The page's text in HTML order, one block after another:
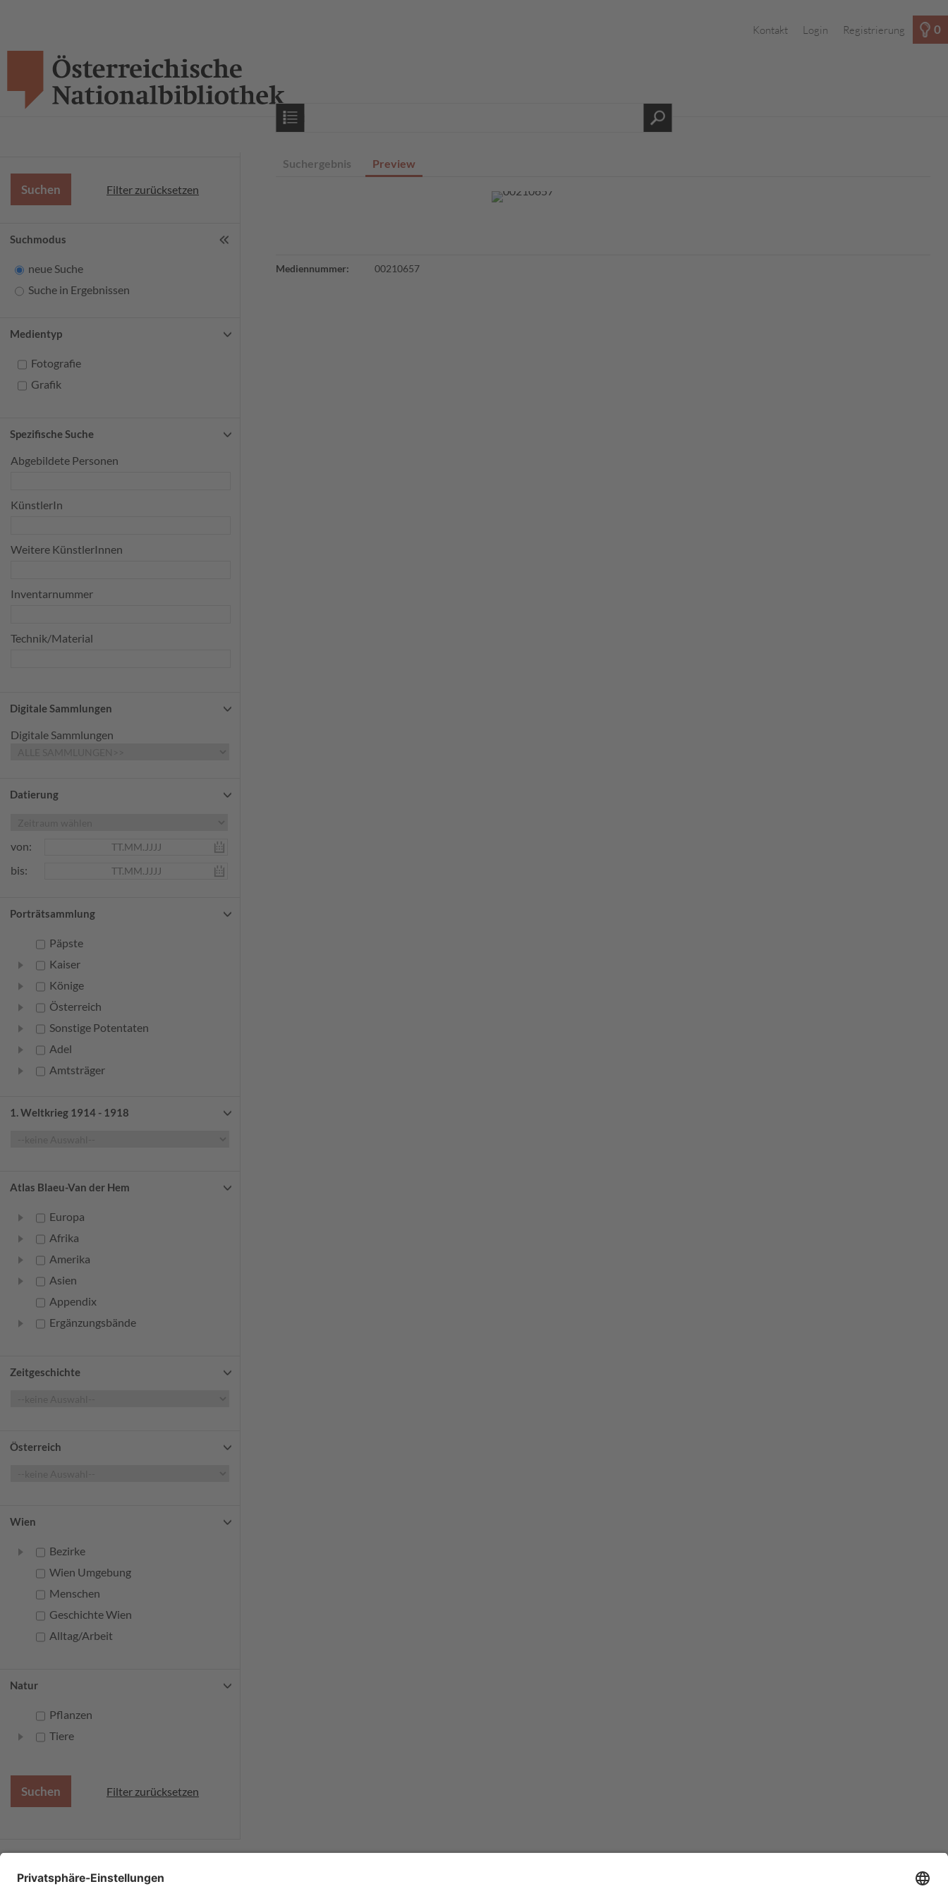
0
Kontakt Login Registrierung
Startseite
Filter zurücksetzen
Suchmodus
neue Suche
Suche in Ergebnissen
Medientyp
Fotografie
Grafik
Spezifische Suche
Abgebildete Personen
KünstlerIn
Weitere KünstlerInnen
Inventarnummer
Technik/Material
Digitale Sammlungen
Digitale Sammlungen
Datierung
von:
bis:
Porträtsammlung
Päpste
Kaiser
Könige
Österreich
Sonstige Potentaten
Adel
Amtsträger
Frauen
Geistliche
Randgruppen
Weitere
1. Weltkrieg 1914 - 1918
Atlas Blaeu-Van der Hem
Europa
Afrika
Amerika
Asien
Appendix
Ergänzungsbände
Zeitgeschichte
Österreich
Wien
Bezirke
Wien Umgebung
Menschen
Geschichte Wien
Alltag/Arbeit
Natur
Pflanzen
Tiere
Filter zurücksetzen
Suchergebnis Preview
Mediennummer: 00210657